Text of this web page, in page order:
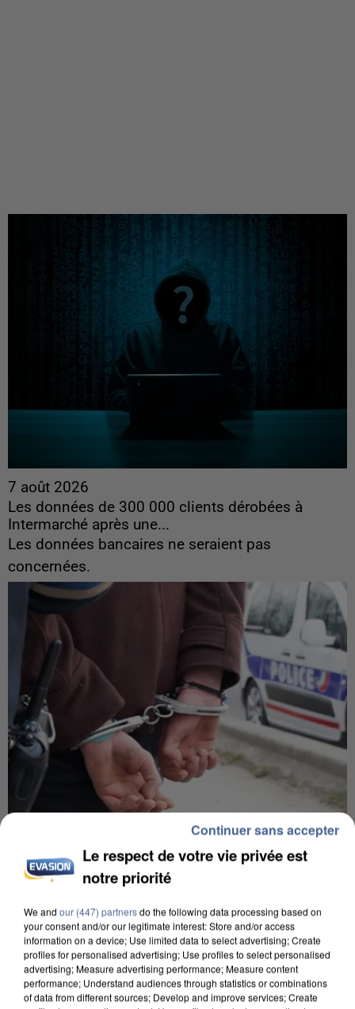
7 août 2026
Les données de 300 000 clients dérobées à
Intermarché après une...
Les données bancaires ne seraient pas
concernées.
7 août 2026
Un second cadre de la DZ Mafia interpellé en
Un cofondateur du réseau avait été interpellé
quelques jours plus tôt.
Le respect de votre vie privée est
notre priorité
We and our (447) partnersdo the following data processing based on
your consent and/or our legitimate interest: Store and/or access
information on a device; Use limited data to select advertising; Create
profiles for personalised advertising; Use profiles to select personalised
advertising; Measure advertising performance; Measure content
performance; Understand audiences through statistics or combinations
of data from different sources; Develop and improve services; Create
Continuer sans accepter